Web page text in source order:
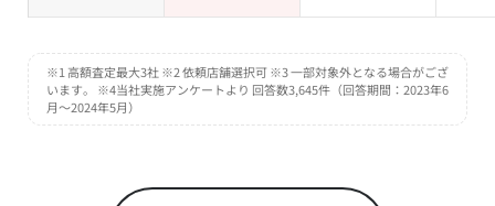
※1 高額査定最大3社 ※2 依頼店舗選択可 ※3 一部対象外となる場合がござ
います。 ※4当社実施アンケートより 回答数3,645件（回答期間：2023年6
月～2024年5月）